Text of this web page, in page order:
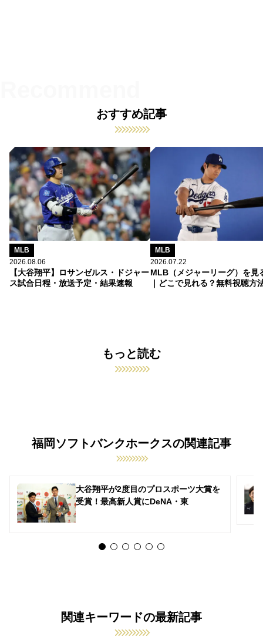
おすすめ記事
MLB
2026.08.06
【大谷翔平】ロサンゼルス・ドジャー
ス試合日程・放送予定・結果速報
MLB
2026.07.22
MLB（メジャーリーグ）を見
｜どこで見れる？無料視聴方
もっと読む
福岡ソフトバンクホークスの関連記事
大谷翔平が2度目のプロスポーツ大賞を
受賞！最高新人賞にDeNA・東
関連キーワードの最新記事